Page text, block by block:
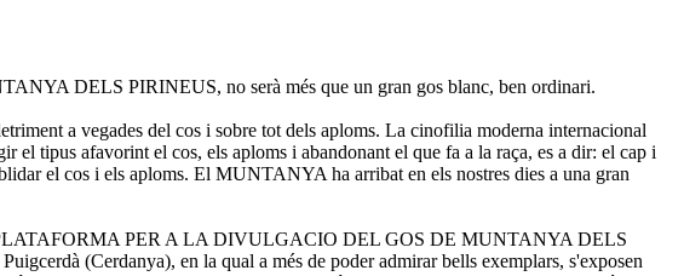
DELS PIRINEUS, no serà més que un gran gos blanc, ben ordinari.
a vegades del cos i sobre tot dels aploms. La cinofilia moderna internacional
tipus afavorint el cos, els aploms i abandonant el que fa a la raça, es a dir: el cap i
el cos i els aploms. El MUNTANYA ha arribat en els nostres dies a una gran
PER A LA DIVULGACIO DEL GOS DE MUNTANYA DELS
(Cerdanya), en la qual a més de poder admirar bells exemplars, s'exposen